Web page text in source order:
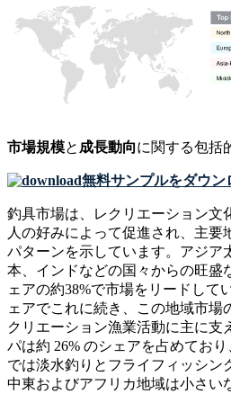
市場規模と 成長動向に関する包括
無料サンプルをダウン
釣具市場は、レクリエーション文
人の好みによって促進され、主要
パターンを示しています。アジア
本、インドなどの国々からの旺盛
ェアの約38%で市場をリードして
ェアでこれに続き、この地域市場
クリエーション漁業活動に主に支
パは約 26% のシェアを占めてお
では淡水釣りとフライフィッシン
中東およびアフリカ地域は小さい